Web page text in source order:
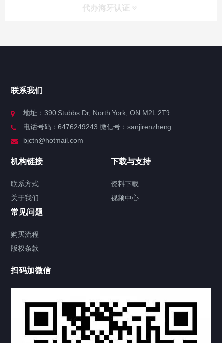
代办海牙认证
服务分类
签署类文件海牙认证程序费用
视频中心
上海东方公证处海牙认证
上海黄浦公证处海牙认证
联系我们
地址：390 Stubbs Dr, North York, ON M2L 2T9
电话号码：6476249243 微信号：sanjirenzheng
bjctn@hotmail.com
机构链接
联系方式
关于我们
下载与支持
资料下载
视频中心
常见问题
购买流程
版权条款
扫码加微信